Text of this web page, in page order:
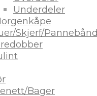
Underdeler
Skjerf/Pannebånd
Bager